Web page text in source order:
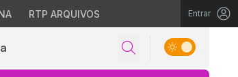
RTP ARQUIVOS Entrar